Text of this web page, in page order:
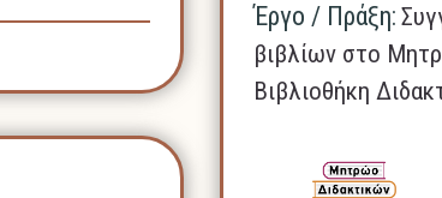
Έργο / Πράξη:
βιβλίων στο
Βιβλιοθήκη